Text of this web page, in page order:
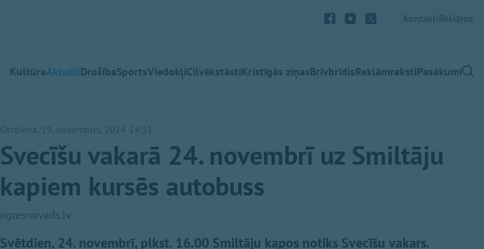
KontaktiReklāma
KultūraAktuāliDrošībaSportsViedokļiCilvēkstāstiKristīgās ziņasBrīvbrīdisReklāmrakstiPasākumi
Otrdiena, 19. novembris, 2024 14:31
Svecīšu vakarā 24. novembrī uz Smiltāju
kapiem kursēs autobuss
ogresnovads.lv
Svētdien, 24. novembrī, plkst. 16.00 Smiltāju kapos notiks Svecīšu vakars.